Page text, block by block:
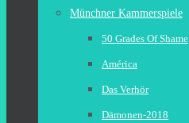
Münchner Kammerspiele
50 Grades Of Shame
América
Das Verhör
Dämonen-2018